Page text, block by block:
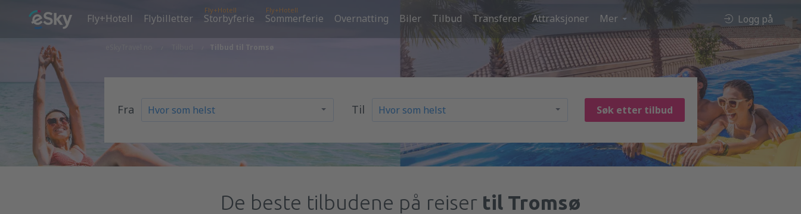
Fly+Hotell Flybilletter
Fly+Hotell
Storbyferie
Fly+Hotell
Sommerferie Overnatting Biler Tilbud Transferer Attraksjoner Mer Logg på
Tilbud til Tromsø
Fra Til Søk etter tilbud
De beste tilbudene på reiser til Tromsø